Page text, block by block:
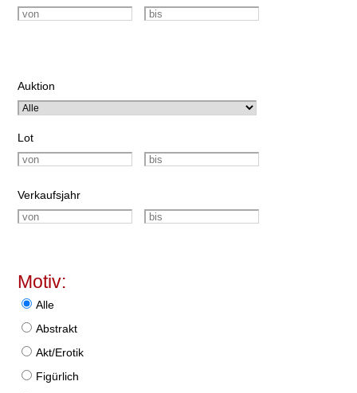
Auktion
Lot
Verkaufsjahr
Motiv:
Alle
Abstrakt
Akt/Erotik
Figürlich